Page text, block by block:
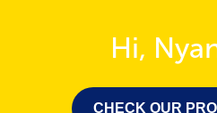
Hi,
CHECK OUR